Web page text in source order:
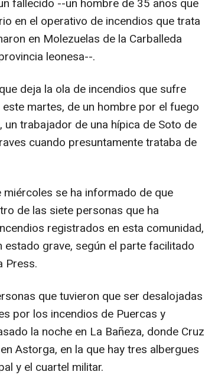
fallecido --un hombre de 35 años que
en el operativo de incendios que trata
en Molezuelas de la Carballeda
leonesa--.
deja la ola de incendios que sufre
martes, de un hombre por el fuego
trabajador de una hípica de Soto de
cuando presuntamente trataba de
se ha informado de que
de las siete personas que ha
registrados en esta comunidad,
grave, según el parte facilitado
Press.
que tuvieron que ser desalojadas
por los incendios de Puercas y
la noche en La Bañeza, donde Cruz
Astorga, en la que hay tres albergues
y el cuartel militar.